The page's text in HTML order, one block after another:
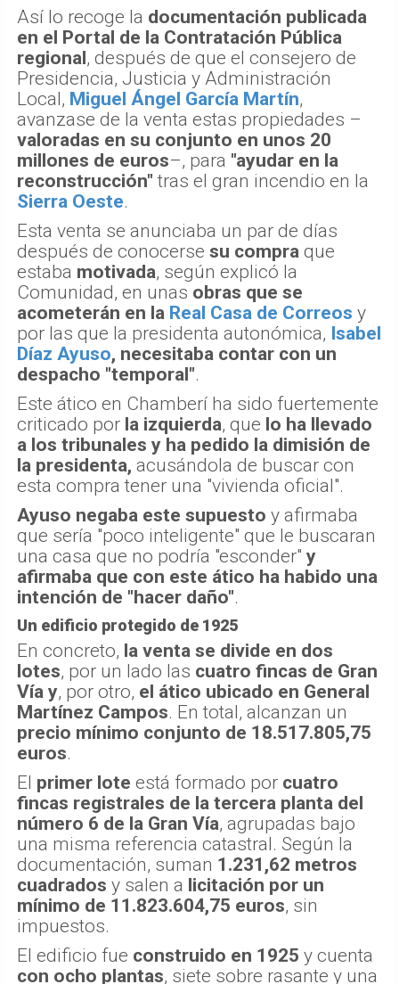
Así lo recoge la documentación publicada
en el Portal de la Contratación Pública
regional , después de que el consejero de
Presidencia, Justicia y Administración
Local, Miguel Ángel García Martín,
avanzase de la venta estas propiedades –
valoradas en su conjunto en unos 20
millones de euros–, para "ayudar en la
reconstrucción" tras el gran incendio en la
Sierra Oeste.
Esta venta se anunciaba un par de días
después de conocerse su compra que
estaba motivada, según explicó la
Comunidad, en unas obras que se
acometerán en la Real Casa de Correos y
por las que la presidenta autonómica, Isabel
Díaz Ayuso, necesitaba contar con un
despacho "temporal".
Este ático en Chamberí ha sido fuertemente
criticado por la izquierda, que lo ha llevado
a los tribunales y ha pedido la dimisión de
la presidenta, acusándola de buscar con
esta compra tener una "vivienda oficial".
Ayuso negaba este supuesto y afirmaba
que sería "poco inteligente" que le buscaran
una casa que no podría "esconder" y
afirmaba que con este ático ha habido una
intención de "hacer daño".
Un edificio protegido de 1925
En concreto, la venta se divide en dos
lotes, por un lado las cuatro fincas de Gran
Vía y, por otro, el ático ubicado en General
Martínez Campos. En total, alcanzan un
precio mínimo conjunto de 18.517.805,75
euros.
El primer lote está formado por cuatro
fincas registrales de la tercera planta del
número 6 de la Gran Vía, agrupadas bajo
una misma referencia catastral. Según la
documentación, suman 1.231,62 metros
cuadrados y salen a licitación por un
mínimo de 11.823.604,75 euros, sin
impuestos.
El edificio fue construido en 1925 y cuenta
con ocho plantas, siete sobre rasante y una